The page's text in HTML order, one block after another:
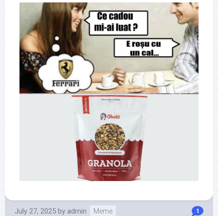
July 27, 2025 by admin Meme 1